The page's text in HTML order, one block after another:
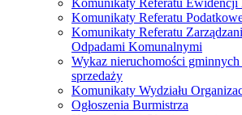
Komunikaty Referatu Ewidencji
Komunikaty Referatu
Komunikaty Referatu
Odpadami Komunalnymi
Wykaz nieruchomości
sprzedaży
Komunikaty Wydziału
Ogłoszenia Burmistrza